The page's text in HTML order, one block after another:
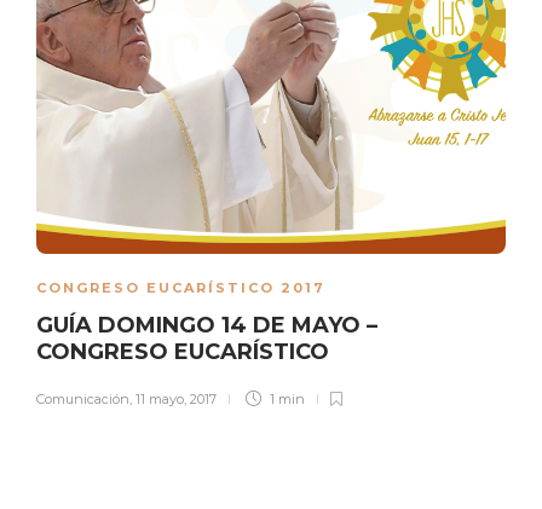
CONGRESO EUCARÍSTICO 2017
GUÍA DOMINGO 14 DE MAYO –
CONGRESO EUCARÍSTICO
Comunicación 11 mayo, 2017 1 min